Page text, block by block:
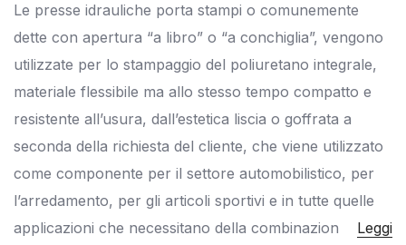
Le presse idrauliche porta stampi o comunemente
dette con apertura “a libro” o “a conchiglia”, vengono
utilizzate per lo stampaggio del poliuretano integrale,
materiale flessibile ma allo stesso tempo compatto e
resistente all’usura, dall’estetica liscia o goffrata a
seconda della richiesta del cliente, che viene utilizzato
come componente per il settore automobilistico, per
l’arredamento, per gli articoli sportivi e in tutte quelle
applicazioni che necessitano della combinazion
Leggi